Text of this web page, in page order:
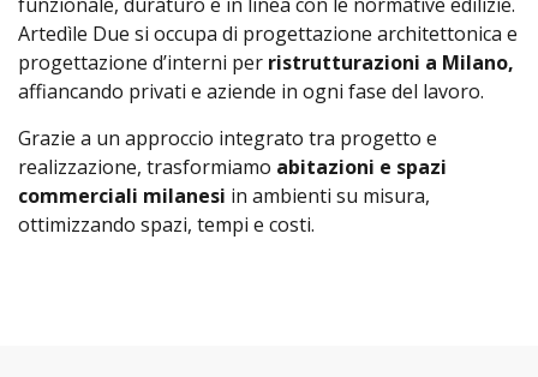
Artedìle Due si occupa di progettazione architettonica e
progettazione d’interni per ristrutturazioni a Milano,
affiancando privati e aziende in ogni fase del lavoro.
Grazie a un approccio integrato tra progetto e
realizzazione, trasformiamo abitazioni e spazi
commerciali milanesi in ambienti su misura,
ottimizzando spazi, tempi e costi.